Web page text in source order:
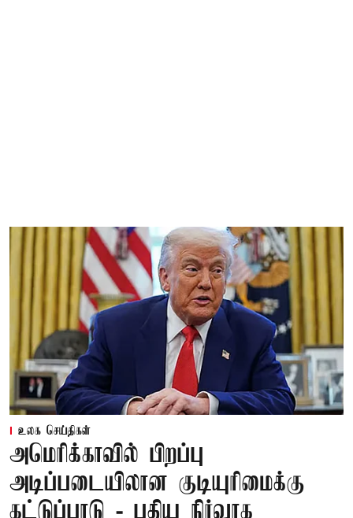
உலக செய்திகள்
அமெரிக்காவில் பிறப்பு
அடிப்படையிலான குடியுரிமைக்கு
கட்டுப்பாடு - புதிய நிர்வாக